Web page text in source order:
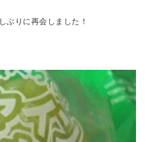
ぶりに再会しました！